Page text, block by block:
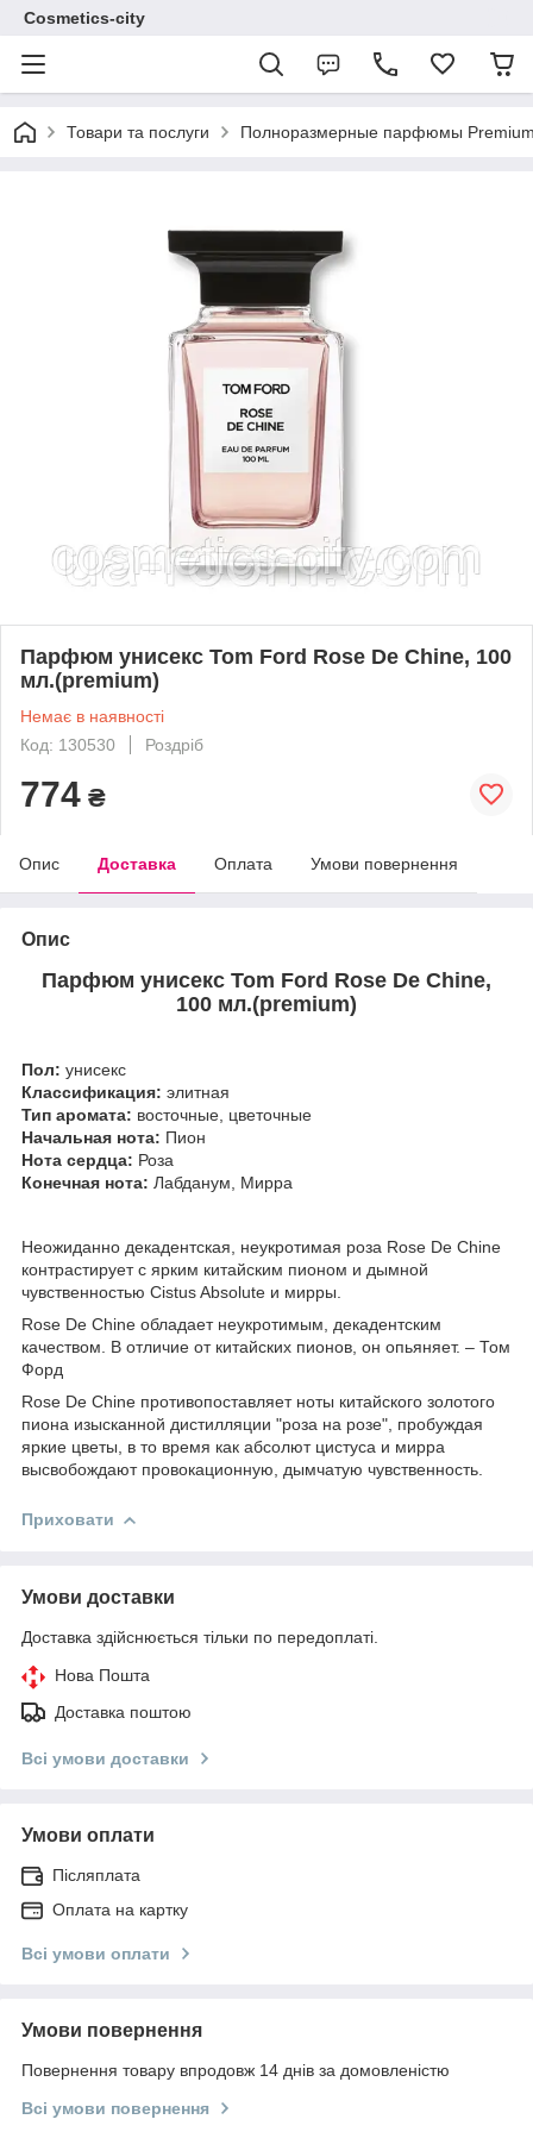
Cosmetics-city
Товари та послуги Полноразмерные парфюмы Premium
Парфюм унисекс Tom Ford Rose De Chine, 100
мл.(premium)
Немає в наявності
Код: 130530
Роздріб
774 ₴
Опис Доставка Оплата Умови повернення
Опис
Парфюм унисекс Tom Ford Rose De Chine,
100 мл.(premium)
Пол: унисекс
Классификация: элитная
Тип аромата: восточные, цветочные
Начальная нота: Пион
Нота сердца: Роза
Конечная нота: Лабданум, Мирра
Неожиданно декадентская, неукротимая роза Rose De Chine
контрастирует с ярким китайским пионом и дымной
чувственностью Cistus Absolute и мирры.
Rose De Chine обладает неукротимым, декадентским
качеством. В отличие от китайских пионов, он опьяняет. – Том
Форд
Rose De Chine противопоставляет ноты китайского золотого
пиона изысканной дистилляции "роза на розе", пробуждая
яркие цветы, в то время как абсолют цистуса и мирра
высвобождают провокационную, дымчатую чувственность.
Приховати
Умови доставки
Доставка здійснюється тільки по передоплаті.
Нова Пошта
Доставка поштою
Всі умови доставки
Умови оплати
Післяплата
Оплата на картку
Всі умови оплати
Умови повернення
Повернення товару впродовж 14 днів за домовленістю
Всі умови повернення